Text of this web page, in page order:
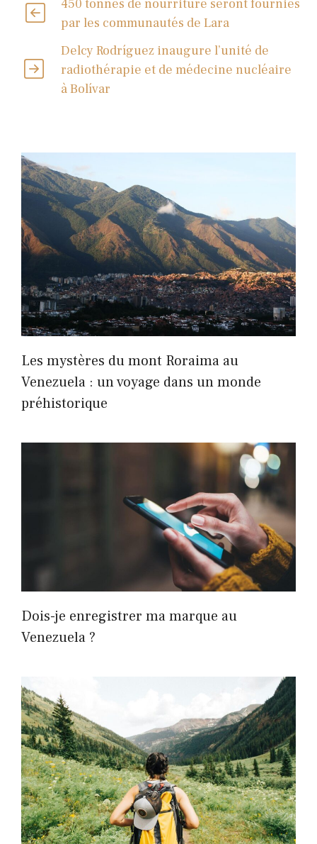
450 tonnes de nourriture seront fournies
par les communautés de Lara
Delcy Rodríguez inaugure l’unité de
radiothérapie et de médecine nucléaire
à Bolívar
Les mystères du mont Roraima au
Venezuela : un voyage dans un monde
préhistorique
Dois-je enregistrer ma marque au
Venezuela ?